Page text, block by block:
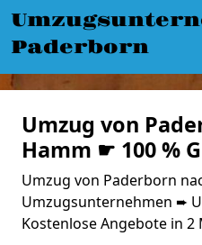
Paderborn
Umzug von
Hamm ☛ 100 %
Umzug von Paderborn
Umzugsunternehmen ➨
Kostenlose Angebote in 2